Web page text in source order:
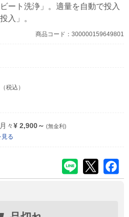
ート洗浄」。適量を自動で投入
入」。
商品コード：300000159649801
（税込）
々¥ 2,900～ (無金利)
る